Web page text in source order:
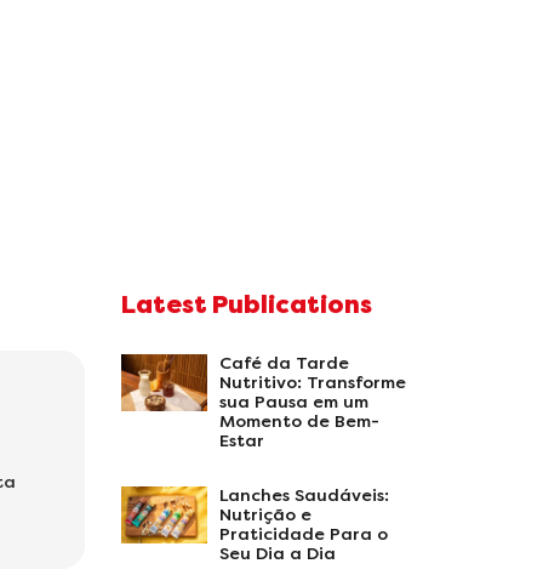
Latest Publications
Café da Tarde
Nutritivo: Transforme
sua Pausa em um
Momento de Bem-
Estar
Lanches Saudáveis:
Nutrição e
Praticidade Para o
Seu Dia a Dia